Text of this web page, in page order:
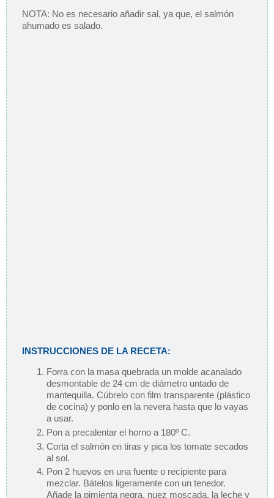
NOTA: No es necesario añadir sal, ya que, el salmón
ahumado es salado.
INSTRUCCIONES DE LA RECETA:
Forra con la masa quebrada un molde acanalado
desmontable de 24 cm de diámetro untado de
mantequilla. Cúbrelo con film transparente (plástico
de cocina) y ponlo en la nevera hasta que lo vayas
a usar.
Pon a precalentar el horno a 180º C.
Corta el salmón en tiras y pica los tomate secados
al sol.
Pon 2 huevos en una fuente o recipiente para
mezclar. Bátelos ligeramente con un tenedor.
Añade la pimienta negra, nuez moscada, la leche y